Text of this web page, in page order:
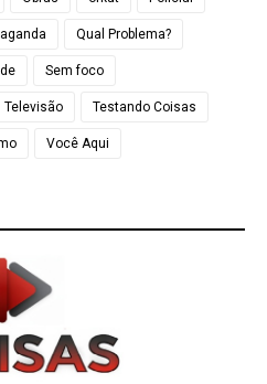
Qual Problema?
Sem foco
Televisão Testando Coisas
Você Aqui